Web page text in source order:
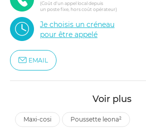
(Coût d'un appel local depuis
un poste fixe, hors coût opérateur)
Je choisis un créneau
pour être appelé
EMAIL
Voir plus
maxi-cosi poussette leona²